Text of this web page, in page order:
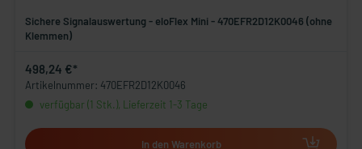
Sichere Signalauswertung - eloFlex Mini - 470EFR2D12K0046 (ohne
Klemmen)
498,24 €*
Artikelnummer: 470EFR2D12K0046
verfügbar (1 Stk.), Lieferzeit 1-3 Tage
In den Warenkorb